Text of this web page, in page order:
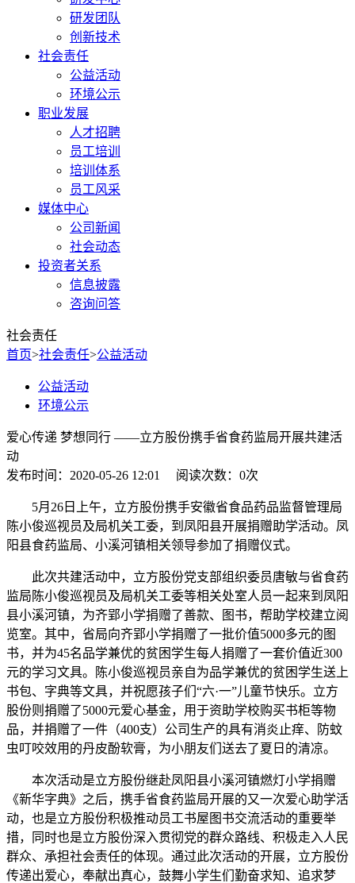
研发团队
创新技术
社会责任
公益活动
环境公示
职业发展
人才招聘
员工培训
培训体系
员工风采
媒体中心
公司新闻
社会动态
投资者关系
信息披露
咨询问答
社会责任
首页>社会责任>公益活动
公益活动
环境公示
爱心传递 梦想同行 ——立方股份携手省食药监局开展共建活
动
发布时间： 2020-05-26 12:01 阅读次数： 0次
5月26日上午，立方股份携手安徽省食品药品监督管理局
陈小俊巡视员及局机关工委，到凤阳县开展捐赠助学活动。凤
阳县食药监局、小溪河镇相关领导参加了捐赠仪式。
此次共建活动中，立方股份党支部组织委员唐敏与省食药
监局陈小俊巡视员及局机关工委等相关处室人员一起来到凤阳
县小溪河镇，为齐郢小学捐赠了善款、图书，帮助学校建立阅
览室。其中，省局向齐郢小学捐赠了一批价值5000多元的图
书，并为45名品学兼优的贫困学生每人捐赠了一套价值近300
元的学习文具。陈小俊巡视员亲自为品学兼优的贫困学生送上
书包、字典等文具，并祝愿孩子们“六·一”儿童节快乐。立方
股份则捐赠了5000元爱心基金，用于资助学校购买书柜等物
品，并捐赠了一件（400支）公司生产的具有消炎止痒、防蚊
虫叮咬效用的丹皮酚软膏，为小朋友们送去了夏日的清凉。
本次活动是立方股份继赴凤阳县小溪河镇燃灯小学捐赠
《新华字典》之后，携手省食药监局开展的又一次爱心助学活
动，也是立方股份积极推动员工书屋图书交流活动的重要举
措，同时也是立方股份深入贯彻党的群众路线、积极走入人民
群众、承担社会责任的体现。通过此次活动的开展，立方股份
传递出爱心，奉献出真心，鼓舞小学生们勤奋求知、追求梦